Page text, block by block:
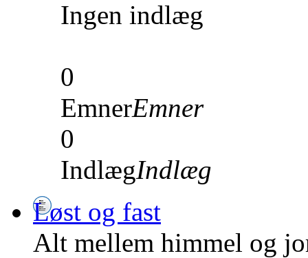
Ingen indlæg
0
EmnerEmner
0
IndlægIndlæg
Løst og fast
Alt mellem himmel og